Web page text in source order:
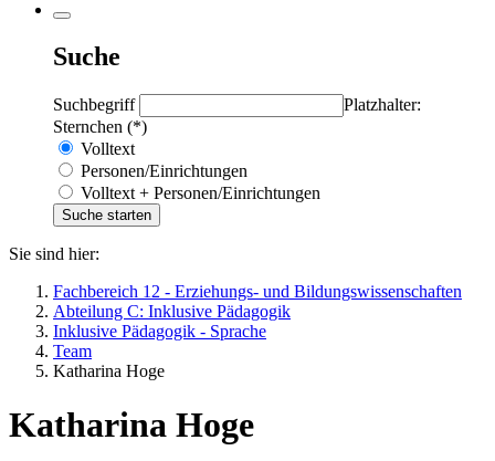
Suche
Suchbegriff
Platzhalter:
Sternchen (*)
Volltext
Personen/Einrichtungen
Volltext + Personen/Einrichtungen
Sie sind hier:
Fachbereich 12 - Erziehungs- und Bildungswissenschaften
Abteilung C: Inklusive Pädagogik
Inklusive Pädagogik - Sprache
Team
Katharina Hoge
Katharina Hoge